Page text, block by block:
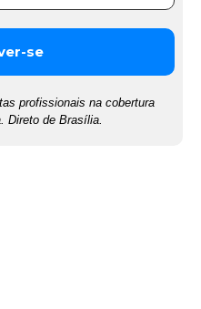
profissionais na cobertura
Direto de Brasília.